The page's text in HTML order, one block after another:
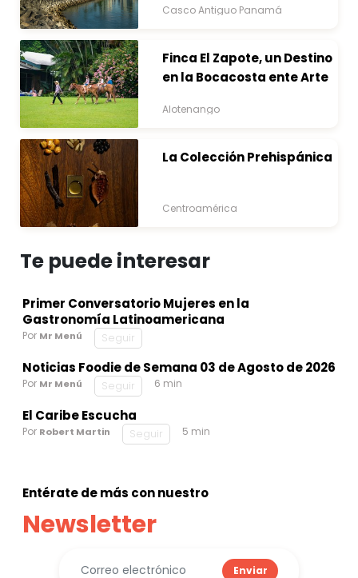
Casco Antiguo Panamá
Finca El Zapote, un Destino
en la Bocacosta ente Arte
Alotenango
La Colección Prehispánica
Centroamérica
Te puede interesar
Primer Conversatorio Mujeres en la
Gastronomía Latinoamericana
Por Mr Menú Seguir
Noticias Foodie de Semana 03 de Agosto de 2026
Por Mr Menú Seguir 6 min
El Caribe Escucha
Por Robert Martin Seguir 5 min
Entérate de más con nuestro
Newsletter
Enviar